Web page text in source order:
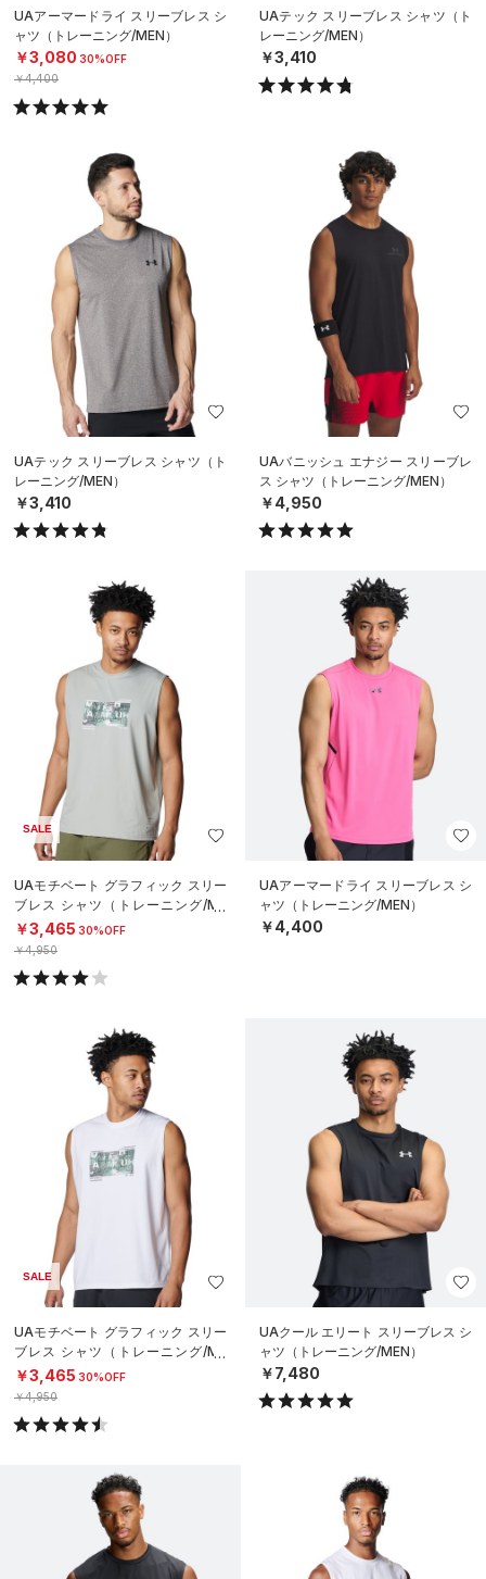
UAアーマードライ スリーブレス シ
ャツ（トレーニング/MEN）
￥3,080 30%OFF
￥4,400
UAテック スリーブレス シャツ（ト
レーニング/MEN）
￥3,410
UAテック スリーブレス シャツ（ト
レーニング/MEN）
￥3,410
UAバニッシュ エナジー スリーブレ
ス シャツ（トレーニング/MEN）
￥4,950
SALE
UAモチベート グラフィック スリー
ブレス シャツ（トレーニング/ME
N）
￥3,465 30%OFF
￥4,950
UAアーマードライ スリーブレス シ
ャツ（トレーニング/MEN）
￥4,400
SALE
UAモチベート グラフィック スリー
ブレス シャツ（トレーニング/ME
N）
￥3,465 30%OFF
￥4,950
UAクール エリート スリーブレス シ
ャツ（トレーニング/MEN）
￥7,480